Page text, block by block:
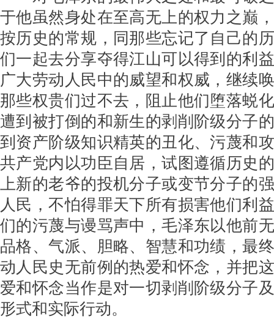
于他虽然身处在至高无上的权力之巅
按历史的常规，同那些忘记了自己的
们一起去分享夺得江山可以得到的利
广大劳动人民中的威望和权威，继续
那些权贵们过不去，阻止他们堕落蜕
遭到被打倒的和新生的剥削阶级分子
到资产阶级知识精英的丑化、污蔑和
共产党内以功臣自居，试图遵循历史
上新的老爷的投机分子或变节分子的
人民，不怕得罪天下所有损害他们利
们的污蔑与谩骂声中，毛泽东以他前
品格、气派、胆略、智慧和功绩，最
动人民史无前例的热爱和怀念，并把
爱和怀念当作是对一切剥削阶级分子
形式和实际行动。